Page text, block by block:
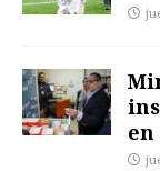
en